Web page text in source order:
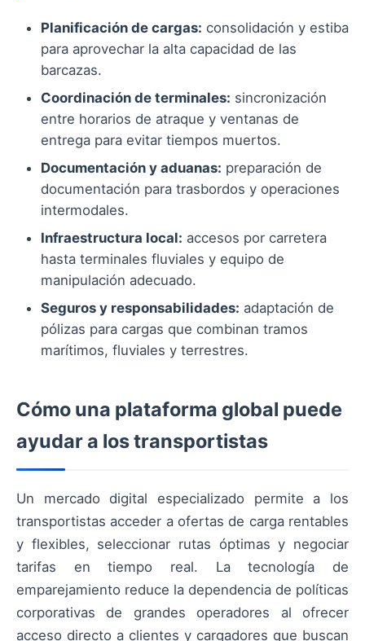
Planificación de cargas: consolidación y estiba
para aprovechar la alta capacidad de las
barcazas.
Coordinación de terminales: sincronización
entre horarios de atraque y ventanas de
entrega para evitar tiempos muertos.
Documentación y aduanas: preparación de
documentación para trasbordos y operaciones
intermodales.
Infraestructura local: accesos por carretera
hasta terminales fluviales y equipo de
manipulación adecuado.
Seguros y responsabilidades: adaptación de
pólizas para cargas que combinan tramos
marítimos, fluviales y terrestres.
Cómo una plataforma global puede
ayudar a los transportistas
Un mercado digital especializado permite a los
transportistas acceder a ofertas de carga rentables
y flexibles, seleccionar rutas óptimas y negociar
tarifas en tiempo real. La tecnología de
emparejamiento reduce la dependencia de políticas
corporativas de grandes operadores al ofrecer
acceso directo a clientes y cargadores que buscan